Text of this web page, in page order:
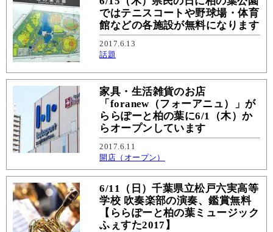
ではテニスコートや野球場・体育
館などの各施設が無料になります
2017.6.13
話題
家具・生活雑貨のお店
「foranew（フォーアニュ）」が
ららぽーと柏の葉に6/1（木）か
らオープンしています
2017.6.11
開店（オープン）
6/11（日）千葉県立松戸六実高等
学校 吹奏楽部の演奏、鑑賞無料
【ららぽーと柏の葉ミュージック
ふぇすた2017】